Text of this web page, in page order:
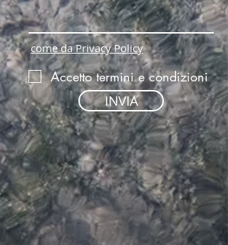
come da Privacy Policy
Accetto termini e condizioni
INVIA